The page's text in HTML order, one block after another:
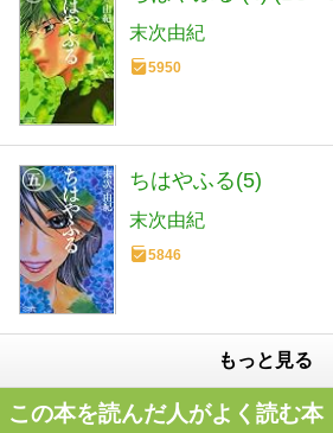
末次由紀
5950
ちはやふる(5)
末次由紀
5846
もっと見る
この本を読んだ人がよく読む本